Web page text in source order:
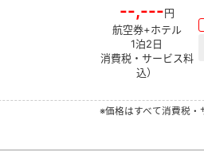
--,---円
航空券+ホテル
1泊2日
消費税・サービス料
込）
※価格はすべて消費税・